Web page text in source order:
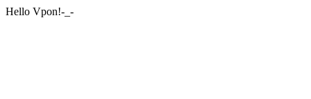
Hello Vpon!-_-